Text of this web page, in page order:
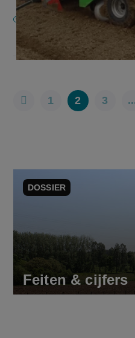
3 APRIL 2026
1 2 3
DOSSIER
Feiten & cijfers